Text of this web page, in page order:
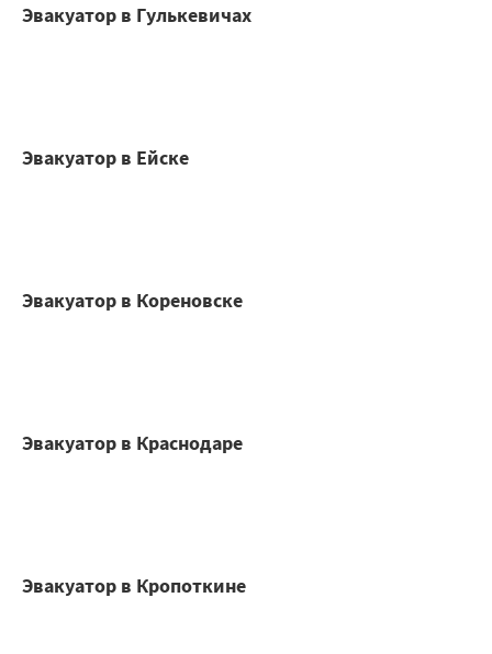
Эвакуатор в Гулькевичах
Эвакуатор в Ейске
Эвакуатор в Кореновске
Эвакуатор в Краснодаре
Эвакуатор в Кропоткине